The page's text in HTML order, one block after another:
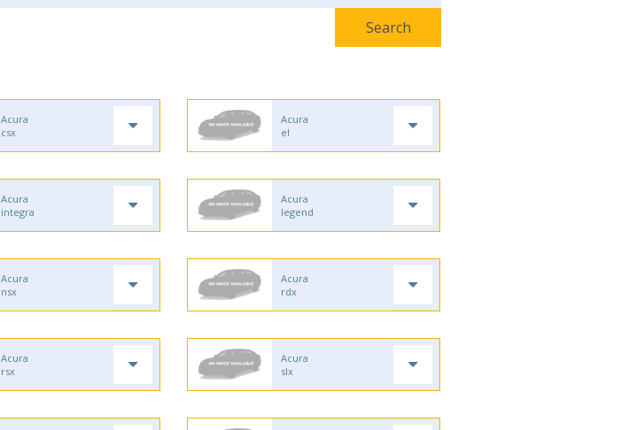
Acura
csx
Acura
el
Acura
integra
Acura
legend
Acura
nsx
Acura
rdx
Acura
rsx
Acura
slx